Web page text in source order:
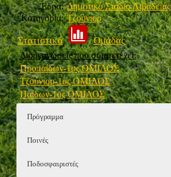
Έδρα:Δημοτικό Στάδιο Λιβαδειάς
Κατηγορία:Τζούνιορ
Στατιστικά Ομάδας
Διοργανώσεις που συμμετέχει:
Προπαίδων-1ος ΟΜΙΛΟΣ
Τζούνιορ-1ος ΟΜΙΛΟΣ
Παίδων-1ος ΟΜΙΛΟΣ
Πρόγραμμα
Ποινές
Ποδοσφαιριστές